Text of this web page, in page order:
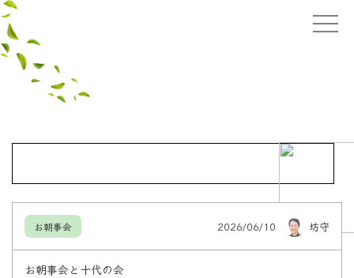
お朝事会 2026/06/10 坊守
お朝事会と十代の会